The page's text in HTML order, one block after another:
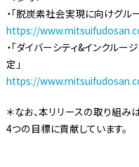
・「脱炭素社会実現に向けグル
https://
・「ダイバーシティ&インクル
定」
https://
＊なお、本リリースの取り組み
4つの目標に貢献しています。